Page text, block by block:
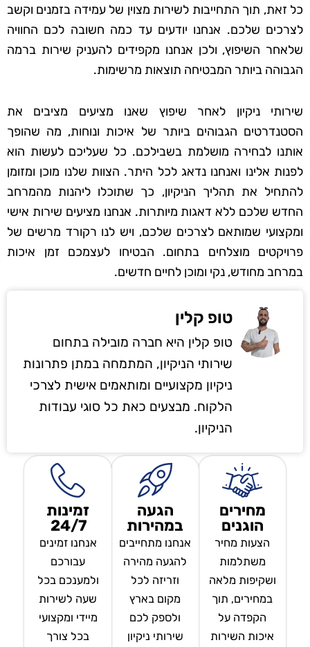
כל זאת, תוך התחייבות לשירות מצוין של עמידה בזמנים וקשב
לצרכים שלכם. אנחנו יודעים עד כמה חשובה לכם החוויה
שלאחר השיפוץ, ולכן אנחנו מקפידים להעניק שירות ברמה
הגבוהה ביותר המבטיחה תוצאות מרשימות.
שירותי ניקיון לאחר שיפוץ שאנו מציעים מציבים את
הסטנדרטים הגבוהים ביותר של איכות ונוחות, מה שהופך
אותנו לבחירה מושלמת בשבילכם. כל שעליכם לעשות הוא
לפנות אלינו ואנחנו נדאג לכל היתר. הצוות שלנו מוכן ומזומן
להתחיל את תהליך הניקיון, כך שתוכלו ליהנות מהמרחב
החדש שלכם ללא דאגות מיותרות. אנחנו מציעים שירות אישי
ומקצועי שמותאם לצרכים שלכם, ויש לנו רקורד מרשים של
פרויקטים מוצלחים בתחום. הבטיחו לעצמכם זמן איכות
במרחב מחודש, נקי ומוכן לחיים חדשים.
טופ קלין
טופ קלין היא חברה מובילה בתחום
שירותי הניקיון, המתמחה במתן פתרונות
ניקיון מקצועיים ומותאמים אישית לצרכי
הלקוח. מבצעים כאת כל סוגי עבודות
הניקיון.
מחירים
הוגנים
הצעות מחיר
משתלמות
ושקיפות מלאה
במחירים, תוך
הקפדה על
איכות השירות
הגעה
במהירות
אנחנו מתחייבים
להגעה מהירה
וזריזה לכל
מקום בארץ
ולספק לכם
שירותי ניקיון
זמינות
24/7
אנחנו זמינים
עבורכם
ולמענכם בכל
שעה לשירות
מיידי ומקצועי
בכל צורך